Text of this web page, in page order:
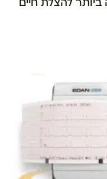
ביותר להצלת חיים